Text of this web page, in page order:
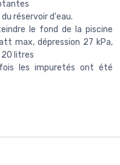
réservoir d'eau.
le fond de la piscine
max, dépression 27 kPa,
litres
les impuretés ont été